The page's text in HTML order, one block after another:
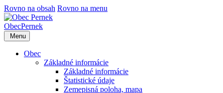
Rovno na obsah Rovno na menu
ObecPernek
Menu
Obec
Základné informácie
Základné informácie
Štatistické údaje
Zemepisná poloha, mapa